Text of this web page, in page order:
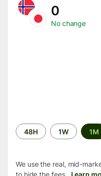
0
No change
Time
period
48H 1W 1M
We use the real, mid-